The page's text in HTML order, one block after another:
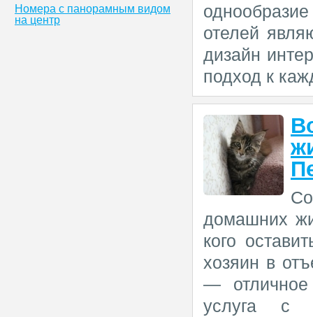
Номера с панорамным видом
на центр
отелей
дизайн
подход к
домашних
кого
хозяин в
—
услуга с